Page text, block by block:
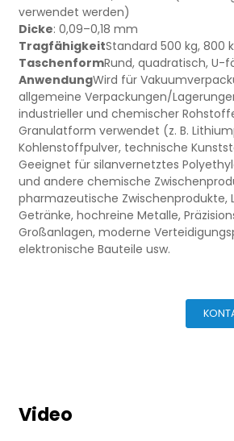
verwendet werden)
Dicke: 0,09–0,18 mm
TragfähigkeitStandard 500 kg, 800
TaschenformRund, quadratisch, U-
AnwendungWird für
allgemeine Verpackungen/
industrieller und chemischer
Granulatform verwendet (z. B.
Kohlenstoffpulver, technische
Geeignet für silanvernetztes
und andere chemische
pharmazeutische Zwischenprodukte,
Getränke, hochreine Metalle,
Großanlagen, moderne
elektronische Bauteile usw.
Video